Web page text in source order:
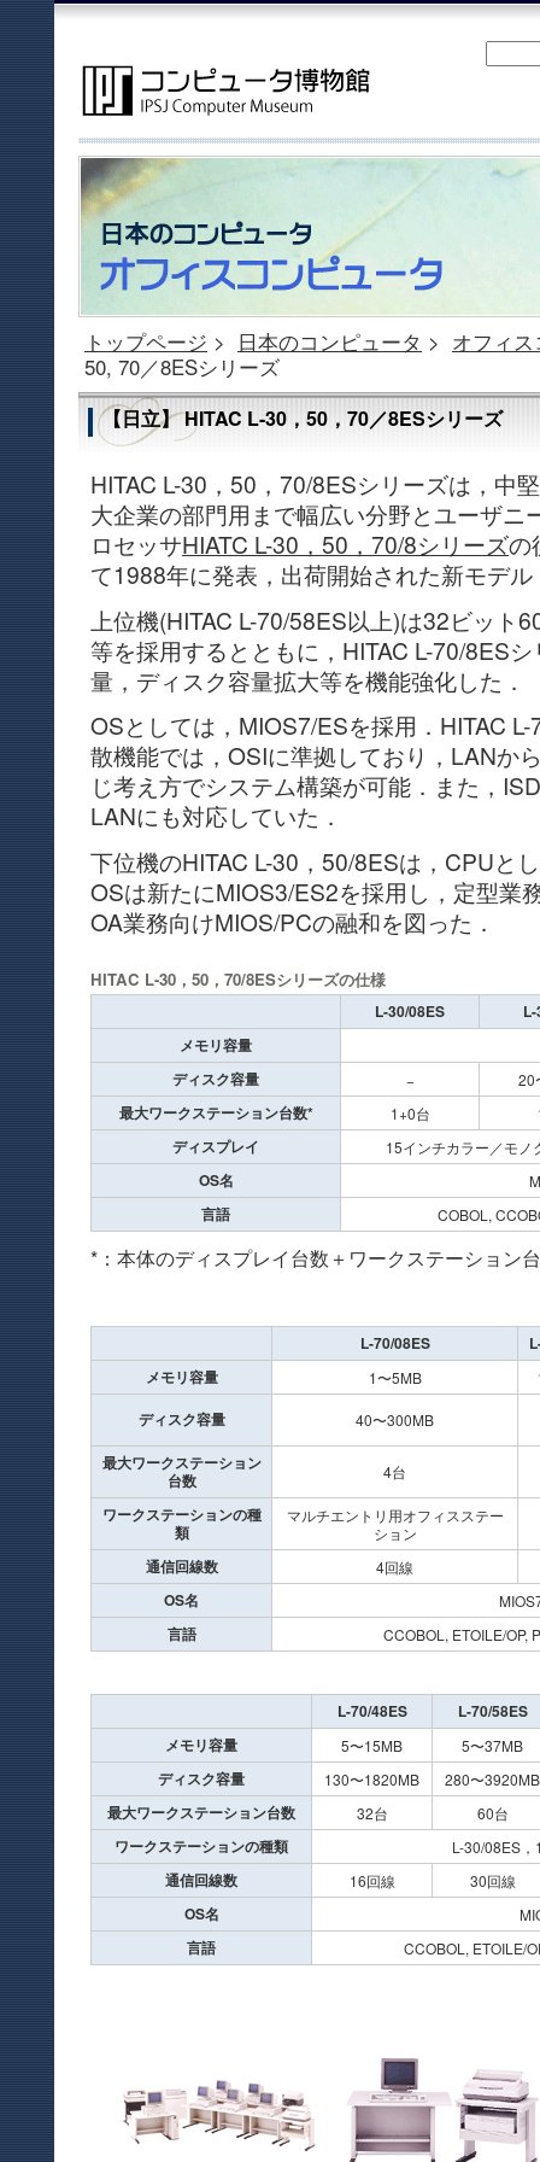
トップページ > 日本のコンピュータ > オフィ
50, 70／8ESシリーズ
【日立】 HITAC L-30，50，70／8ESシリーズ
HITAC L-30，50，70/8ESシリーズは，中
大企業の部門用まで幅広い分野とユーザニ
ロセッサHIATC L-30，50，70/8シリーズの
て1988年に発表，出荷開始された新モデル
上位機(HITAC L-70/58ES以上)は32ビット
等を採用するとともに，HITAC L-70/8ES
量，ディスク容量拡大等を機能強化した．
OSとしては，MIOS7/ESを採用．HITAC
散機能では，OSIに準拠しており，LANか
じ考え方でシステム構築が可能．また，
LANにも対応していた．
下位機のHITAC L-30，50/8ESは，CPUと
OSは新たにMIOS3/ES2を採用し，定型業
OA業務向けMIOS/PCの融和を図った．
HITAC L-30，50，70/8ESシリーズの仕様
L-30/08ES
メモリ容量
ディスク容量
− 20
最大ワークステーション台数* 1+0台
ディスプレイ 15インチカラー／モノ
OS名
言語 COBOL,
*：本体のディスプレイ台数＋ワークステーション
L-70/08ES
メモリ容量
1〜5MB
ディスク容量 40〜300MB
最大ワークステーション
台数
4台
ワークステーションの種
類
マルチエントリ用オフィスステー
ション
通信回線数 4回線
OS名
言語 CCOBOL, ETOILE/OP,
L-70/48ES
L-70/58ES
メモリ容量
5〜15MB 5〜37MB
ディスク容量 130〜1820MB 280〜3920MB
最大ワークステーション台数 32台 60台
ワークステーションの種類 L-30/08ES
通信回線数 16回線 30回線
OS名
言語 CCOBOL, ETOILE/